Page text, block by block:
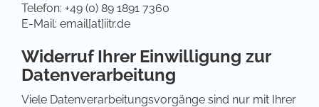
Telefon: +49 (0) 89 1891 7360
E-Mail: email[at]iitr.de
Widerruf Ihrer Einwilligung zur
Datenverarbeitung
Viele Datenverarbeitungsvorgänge sind nur mit Ihrer